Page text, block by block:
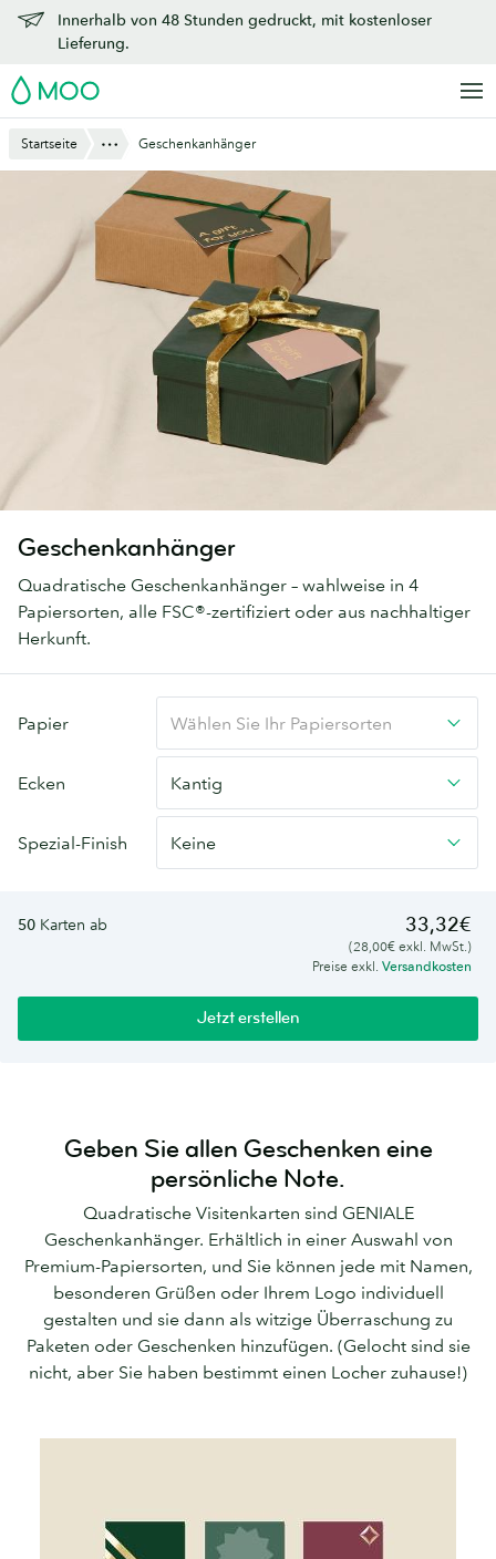
Zu
Hauptinhalt
Innerhalb von 48 Stunden gedruckt, mit kostenloser
Lieferung.
MOO
Startseite Anzeigen
Geschenkanhänger
Geschenkanhänger
Quadratische Geschenkanhänger – wahlweise in 4
Papiersorten, alle FSC®-zertifiziert oder aus nachhaltiger
Herkunft.
Papier Wählen Sie Ihr Papiersorten
Ecken Kantig
Spezial-Finish Keine
50 Karten ab 33,32€
(28,00€ exkl. MwSt.)
Preise exkl. Versandkosten
Jetzt erstellen
Geben Sie allen Geschenken eine
persönliche Note.
Quadratische Visitenkarten sind GENIALE
Geschenkanhänger. Erhältlich in einer Auswahl von
Premium-Papiersorten, und Sie können jede mit Namen,
besonderen Grüßen oder Ihrem Logo individuell
gestalten und sie dann als witzige Überraschung zu
Paketen oder Geschenken hinzufügen. (Gelocht sind sie
nicht, aber Sie haben bestimmt einen Locher zuhause!)